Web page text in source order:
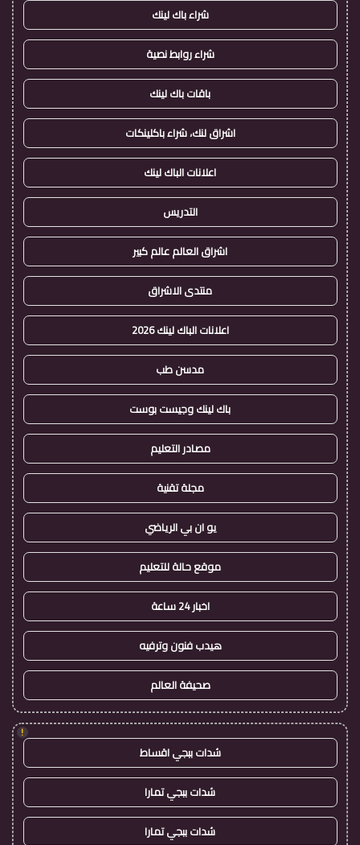
شراء باك لينك
شراء روابط نصية
باقات باك لينك
اشراق لنك، شراء باكلينكات
اعلانات الباك لينك
التدريس
اشراق العالم عالم كبير
منتدى الاشراق
اعلانات الباك لينك 2026
مدسن طب
باك لينك وجيست بوست
مصادر التعليم
مجلة تقنية
يو ان بي الرياضي
موقع حالة للتعليم
اخبار 24 ساعة
هيدب فنون وترفيه
صحيفة العالم
!
شدات ببجي اقساط
شدات ببجي تمارا
شدات ببجي تمارا